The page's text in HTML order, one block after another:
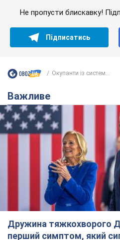
Не пропусти блискавку!
Підписатись
Окупанти із систем...
Важливе
Дружина тяжкохворого
перший симптом, який